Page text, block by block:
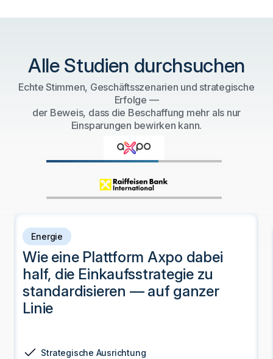
Alle Studien durchsuchen
Echte Stimmen, Geschäftsszenarien und strategische
Erfolge —
der Beweis, dass die Beschaffung mehr als nur
Einsparungen bewirken kann.
Energie
Wie eine Plattform Axpo dabei
half, die Einkaufsstrategie zu
standardisieren — auf ganzer
Linie
Strategische Ausrichtung